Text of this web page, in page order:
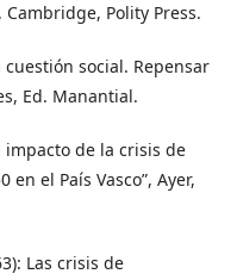
Polity Press.
cuestión social. Repensar
Ed. Manantial.
impacto de la crisis de
el País Vasco”, Ayer,
Las crisis de